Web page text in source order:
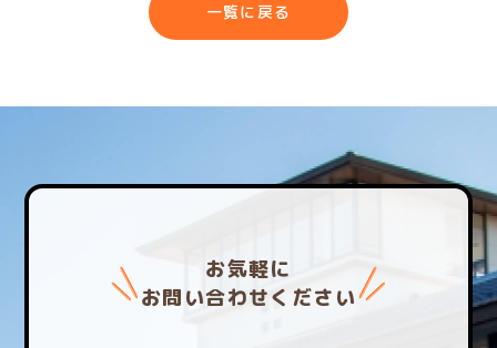
一覧に戻る
お気軽に
お問い合わせください